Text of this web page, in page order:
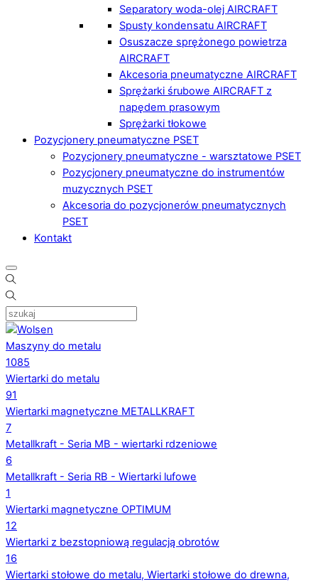
Separatory woda-olej AIRCRAFT
Spusty kondensatu AIRCRAFT
Osuszacze sprężonego powietrza
AIRCRAFT
Akcesoria pneumatyczne AIRCRAFT
Sprężarki śrubowe AIRCRAFT z
napędem prasowym
Sprężarki tłokowe
Pozycjonery pneumatyczne PSET
Pozycjonery pneumatyczne - warsztatowe PSET
Pozycjonery pneumatyczne do instrumentów
muzycznych PSET
Akcesoria do pozycjonerów pneumatycznych
PSET
Kontakt
Maszyny do metalu
1085
Wiertarki do metalu
91
Wiertarki magnetyczne METALLKRAFT
7
Metallkraft - Seria MB - wiertarki rdzeniowe
6
Metallkraft - Seria RB - Wiertarki lufowe
1
Wiertarki magnetyczne OPTIMUM
12
Wiertarki z bezstopniową regulacją obrotów
16
Wiertarki stołowe do metalu, Wiertarki stołowe do drewna,